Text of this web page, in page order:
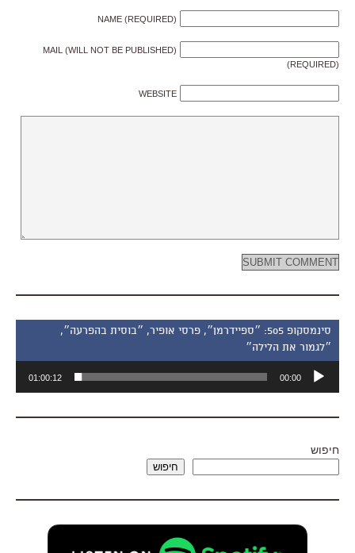
NAME (REQUIRED)
MAIL (WILL NOT BE PUBLISHED)
(REQUIRED)
WEBSITE
סינמסקופ 505: ״ספיידרמן״, פרסי אופיר, ״בוסית בהפרעה״,
״לגמור את הלילה״
אודיו
00:00
01:00:12
חיפוש
חיפוש